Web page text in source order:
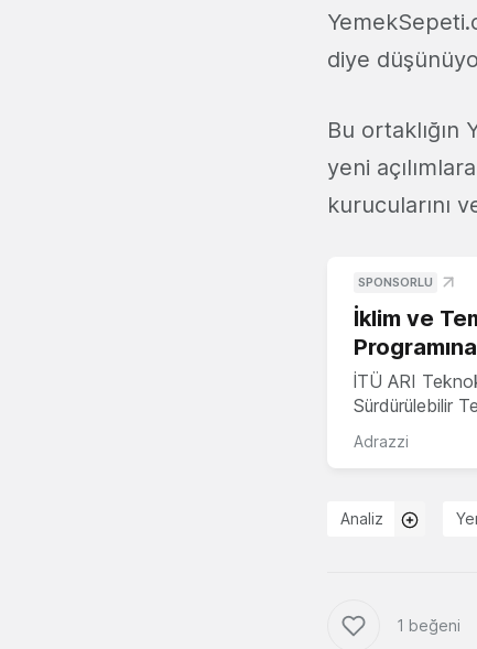
diye
Bu ortaklığın
yeni
kurucularını
SPONSORLU
İklim ve
İTÜ ARI
Sürdürülebilir
Adrazzi
Analiz
1 beğeni